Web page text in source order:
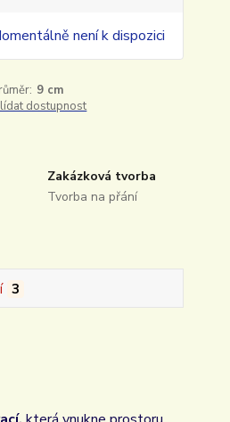
není k dispozici
9 cm
dostupnost
Zakázková tvorba
Tvorba na přání
3